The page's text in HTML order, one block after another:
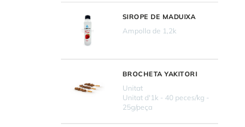
SIROPE DE MADUIXA
Ampolla de 1,2k
BROCHETA YAKITORI
Unitat
Unitat d'1k - 40 peces/kg -
25g/peça